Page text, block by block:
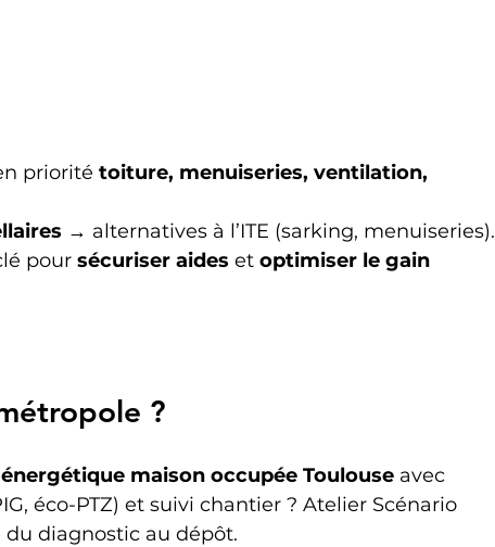
priorité toiture, menuiseries, ventilation,
→ alternatives à l’ITE (sarking, menuiseries).
pour sécuriser aides et optimiser le gain
?
maison occupée Toulouse avec
éco-PTZ) et suivi chantier ? Atelier Scénario
du diagnostic au dépôt.